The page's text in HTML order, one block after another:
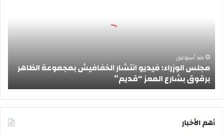
ء
:
ف
ي
منذ أسبوعين
مجلس الوزراء: فيديو انتشار الخفافيش بمجموعة الظاهر
برقوق بشارع المعز “قديم”
أهم الأخبار